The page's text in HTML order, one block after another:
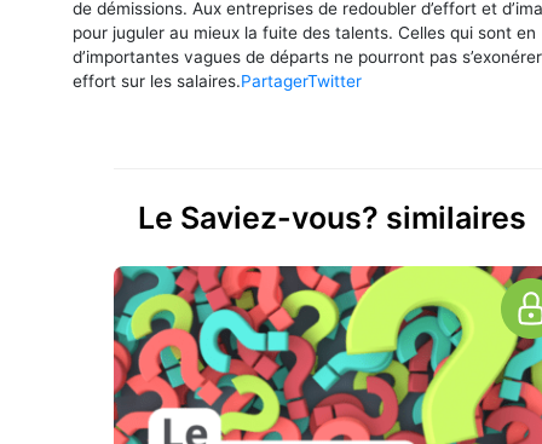
de démissions. Aux entreprises de redoubler d’effort et
pour juguler au mieux la fuite des talents. Celles qui sont en
d’importantes vagues de départs ne pourront pas s’exonérer
effort sur les salaires.PartagerTwitter
Le Saviez-vous? similaires